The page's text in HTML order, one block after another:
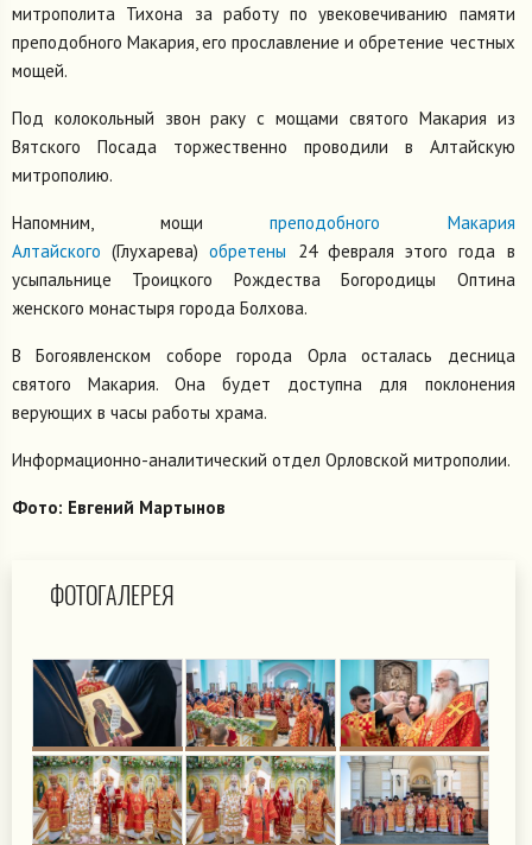
митрополита Тихона за работу по увековечиванию памяти
преподобного Макария, его прославление и обретение честных
мощей.
Под колокольный звон раку с мощами святого Макария из
Вятского Посада торжественно проводили в Алтайскую
митрополию.
Напомним, мощипреподобного Макария
Алтайского (Глухарева)обретены 24 февраля этого года в
усыпальнице Троицкого Рождества Богородицы Оптина
женского монастыря города Болхова.
В Богоявленском соборе города Орла осталась десница
святого Макария. Она будет доступна для поклонения
верующих в часы работы храма.
Информационно-аналитический отдел Орловской митрополии.
Фото: Евгений Мартынов
ФОТОГАЛЕРЕЯ